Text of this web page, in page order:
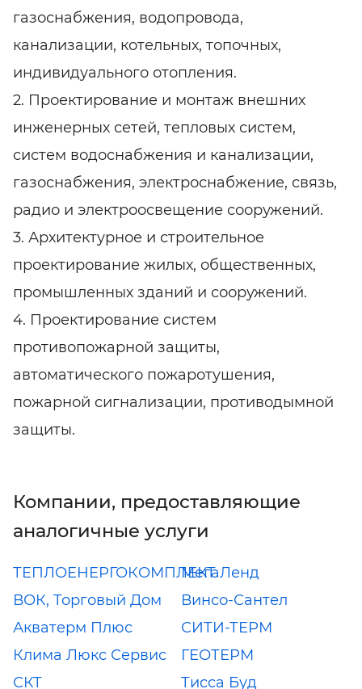
газоснабжения, водопровода,
канализации, котельных, топочных,
индивидуального отопления.
2. Проектирование и монтаж внешних
инженерных сетей, тепловых систем,
систем водоснабжения и канализации,
газоснабжения, электроснабжение, связь,
радио и электроосвещение сооружений.
3. Архитектурное и строительное
проектирование жилых, общественных,
промышленных зданий и сооружений.
4. Проектирование систем
противопожарной защиты,
автоматического пожаротушения,
пожарной сигнализации, противодымной
защиты.
Компании, предоставляющие
аналогичные услуги
ТЕПЛОЕНЕРГОКОМПЛЕКТМегаЛенд
ВОК, Торговый Дом
Винсо-Сантел
Акватерм Плюс
СИТИ-ТЕРМ
Клима Люкс Сервис
ГЕОТЕРМ
СКТ
Тисса Буд